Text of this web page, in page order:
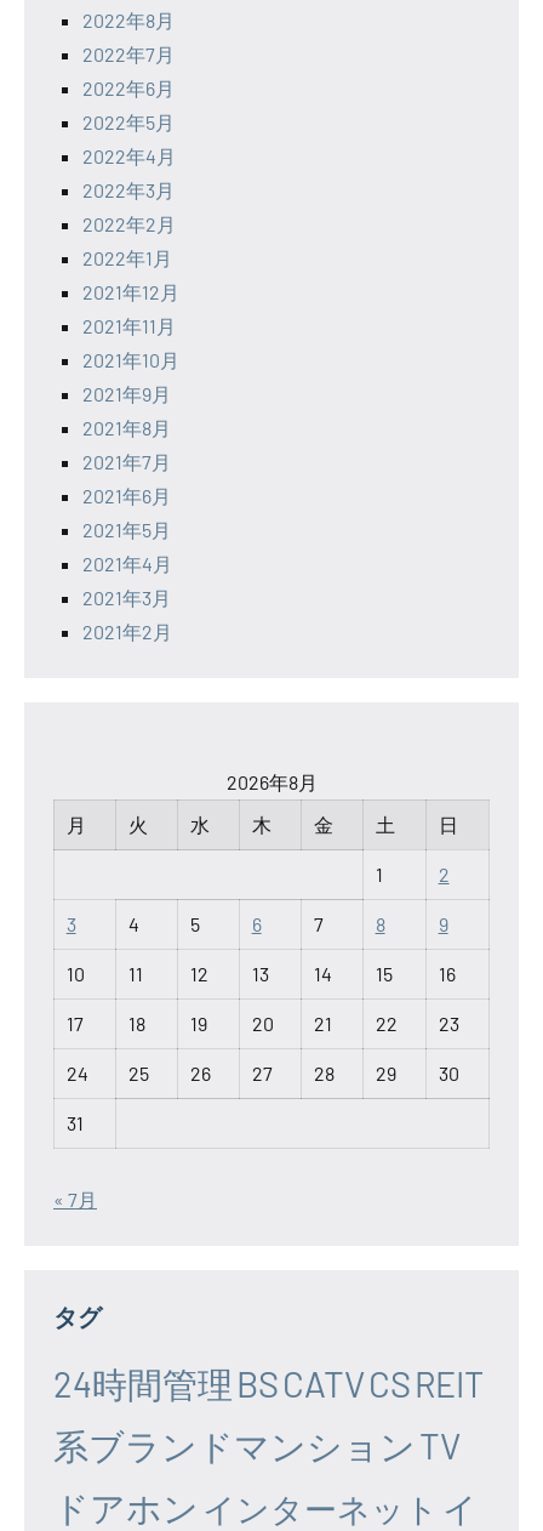
2022年8月
2022年7月
2022年6月
2022年5月
2022年4月
2022年3月
2022年2月
2022年1月
2021年12月
2021年11月
2021年10月
2021年9月
2021年8月
2021年7月
2021年6月
2021年5月
2021年4月
2021年3月
2021年2月
2026年8月
月
火 水 木 金 土 日
1 2
3 4 5 6 7 8 9
10 11 12 13 14 15 16
17 18 19 20 21 22 23
24 25 26 27 28 29 30
31
« 7月
タグ
24時間管理 BSCATVCSREIT
系ブランドマンション TV
ドアホン インターネット イ